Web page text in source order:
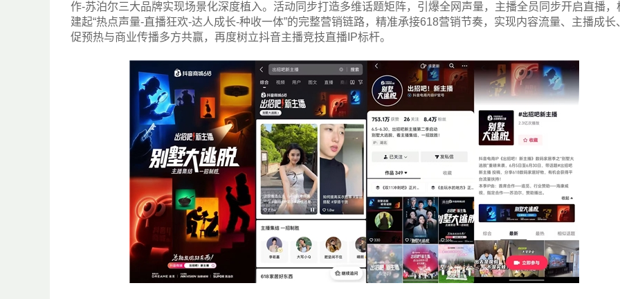
作-苏泊尔三大品牌实现场景化深度植入。活动同步打造多维话题矩阵，引爆全网声量，主播全员同步开启直播，
建起“热点声量-直播狂欢-达人成长-种收一体”的完整营销链路，精准承接618营销节奏，实现内容流量、主播成长
促预热与商业传播多方共赢，再度树立抖音主播竞技直播IP标杆。